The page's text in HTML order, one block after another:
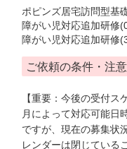
ポピンズ居宅訪問型基
障がい児対応追加研修
障がい児対応追加研修
ご依頼の条件・注
【重要：今後の受付ス
月によって対応可能日
ですが、現在の募集状
レンダーは閉じている